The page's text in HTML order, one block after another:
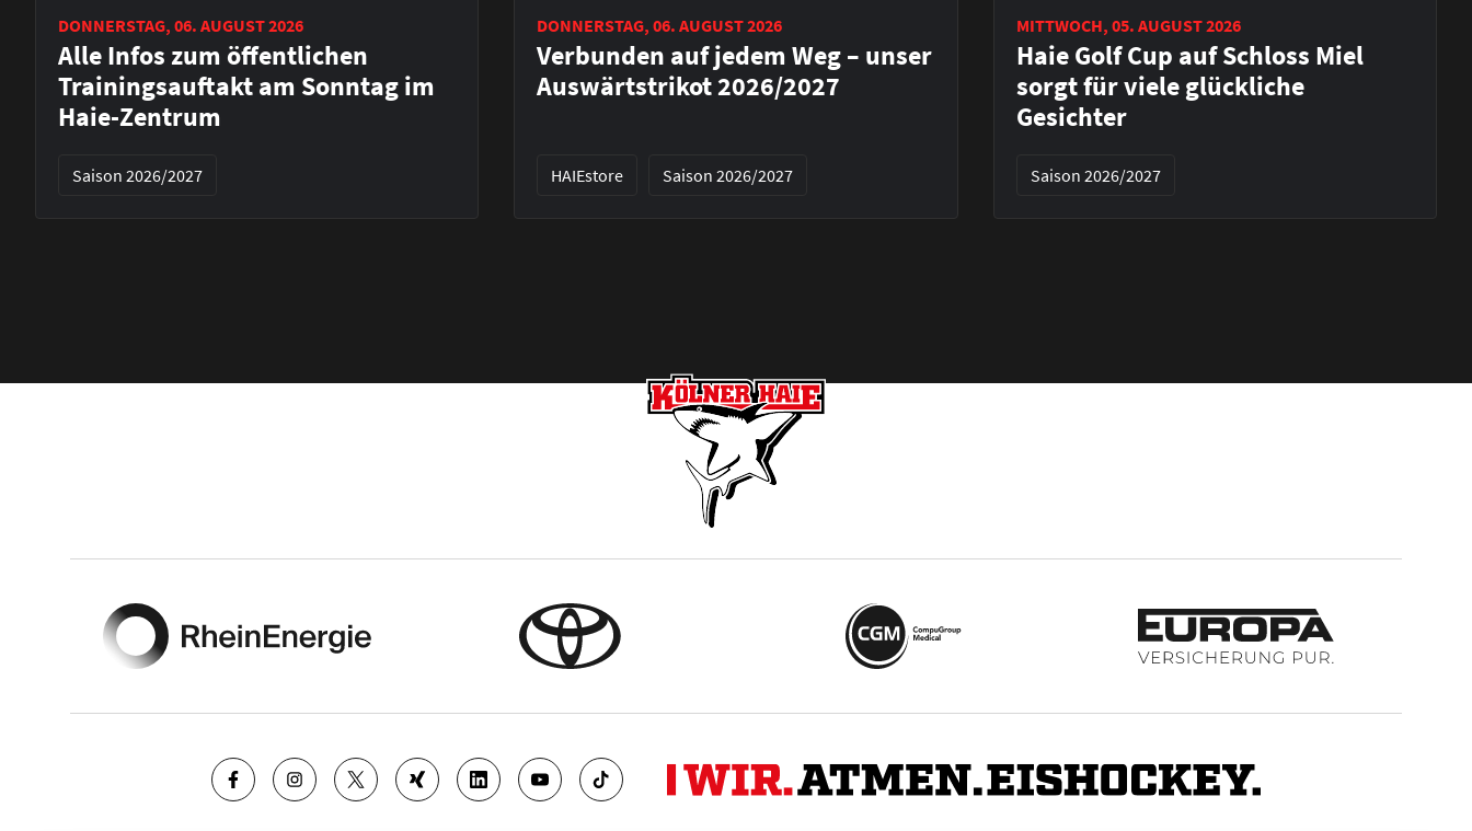
DONNERSTAG, 06. AUGUST 2026
Alle Infos zum öffentlichen
Trainingsauftakt am Sonntag im
Haie-Zentrum
Saison 2026/2027
DONNERSTAG, 06. AUGUST 2026
Verbunden auf jedem Weg – unser
Auswärtstrikot 2026/2027
HAIEstore Saison 2026/2027
MITTWOCH, 05. AUGUST 2026
Haie Golf Cup auf Schloss Miel
sorgt für viele glückliche
Gesichter
Saison 2026/2027